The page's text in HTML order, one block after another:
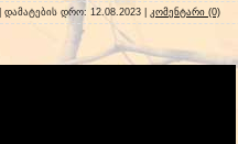
| დამატების დრო: 12.08.2023 კომენტარი (0)